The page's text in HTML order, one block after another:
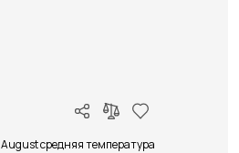
August средняя температура